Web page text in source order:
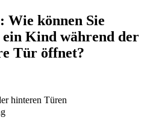
Wie können Sie
ein Kind während der
Tür öffnet?
hinteren Türen